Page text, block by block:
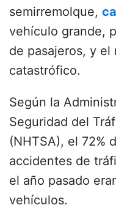
semirremolque,
vehículo grande,
de pasajeros, y el
catastrófico.
Según la
Seguridad del
(NHTSA), el 72%
accidentes de
el año pasado
vehículos.